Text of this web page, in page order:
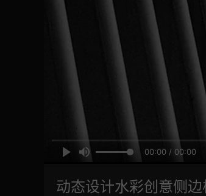
00:00 / 00:00
动态设计水彩创意侧